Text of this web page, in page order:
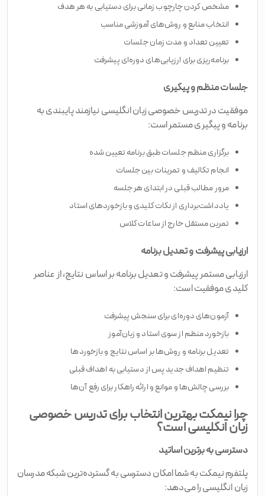
مشخص کردن چارچوب زمانی برای دستیابی به هر هدف
انتخاب منابع و روش‌های آموزشی مناسب
تعیین تعداد و مدت زمان جلسات
برنامه‌ریزی برای ارزیابی‌های دوره‌ای پیشرفت
جلسات منظم و پیگیری
موفقیت در تدریس خصوصی زبان انگلیسی نیازمند پایبندی به
برنامه و پیگیری مستمر است:
برگزاری منظم جلسات طبق برنامه تعیین شده
انجام تکالیف و تمرینات بین جلسات
مرور مطالب قبلی در ابتدای هر جلسه
یادداشت‌برداری از نکات کلیدی و بازخوردهای استاد
تمرین مستقل خارج از ساعات کلاس
ارزیابی پیشرفت و تعدیل برنامه
ارزیابی مستمر پیشرفت و تعدیل برنامه بر اساس نتایج، از عناصر
کلیدی موفقیت است:
آزمون‌های دوره‌ای برای سنجش پیشرفت
بازخورد منظم از سوی استاد و زبان‌آموز
تعدیل برنامه و روش‌ها بر اساس نتایج و بازخوردها
تنظیم اهداف جدید پس از دستیابی به اهداف قبلی
بررسی چالش‌ها و موانع و ارائه راهکار برای رفع آن‌ها
چرا نیمکت بهترین انتخاب برای تدریس خصوصی
زبان انگلیسی است؟
دسترسی به برترین اساتید
پلتفرم نیمکت به شما امکان دسترسی به گسترده‌ترین شبکه مدرسان
زبان انگلیسی را می‌دهد: